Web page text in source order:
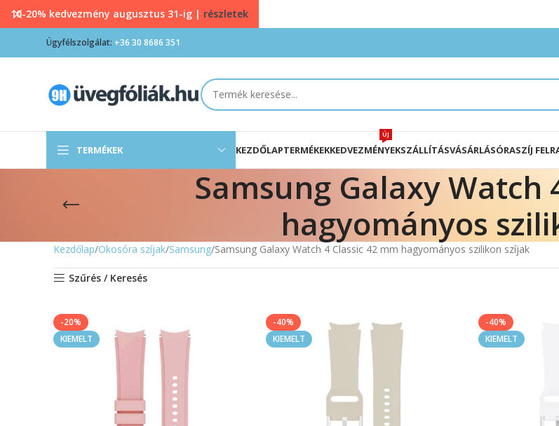
Ügyfélszolgálat: +36 30 8686 351
TERMÉKEK KEZDŐLAPTERMÉKEKKEDVEZMÉNYEK
ÚJ
SZÁLLÍTÁSVÁSÁRLÁSÓRASZÍJ
Samsung Galaxy Watch
hagyományos
Kezdőlap Okosóra szíjak Samsung Samsung Galaxy Watch 4 Classic 42 mm hagyományos szilikon szíjak
Szűrés / Keresés
-20%
KIEMELT
-40%
KIEMELT
-40%
KIEMELT
10-20% kedvezmény augusztus 31-ig | részletek